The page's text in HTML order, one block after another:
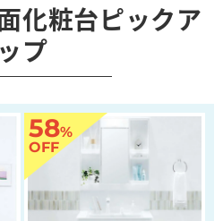
化粧台ピックア
ップ
58%
OFF